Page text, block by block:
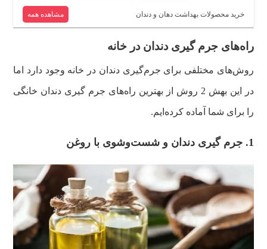
خرید محصولات بهداشت دهان و دندان مشاهده همه
راه‌های جرم گیری دندان در خانه
روش‌های مختلفی برای جرم‌گیری دندان در خانه وجود دارد اما
در این بهش 2 روش از بهترین راه‌های جرم گیری دندان خانگی
را برای شما آماده کرده‌ایم.
1. جرم گیری دندان و شست‌وشوی با روغن